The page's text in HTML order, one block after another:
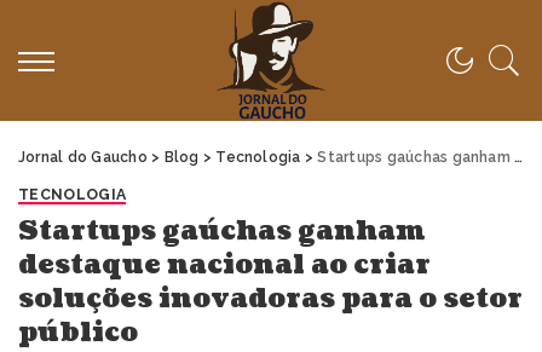
Jornal do Gaucho > Blog > Tecnologia >Startups gaúchas ganham destaque nacional ao criar soluções inovadoras para o setor público
TECNOLOGIA
Startups gaúchas ganham
destaque nacional ao criar
soluções inovadoras para o setor
público